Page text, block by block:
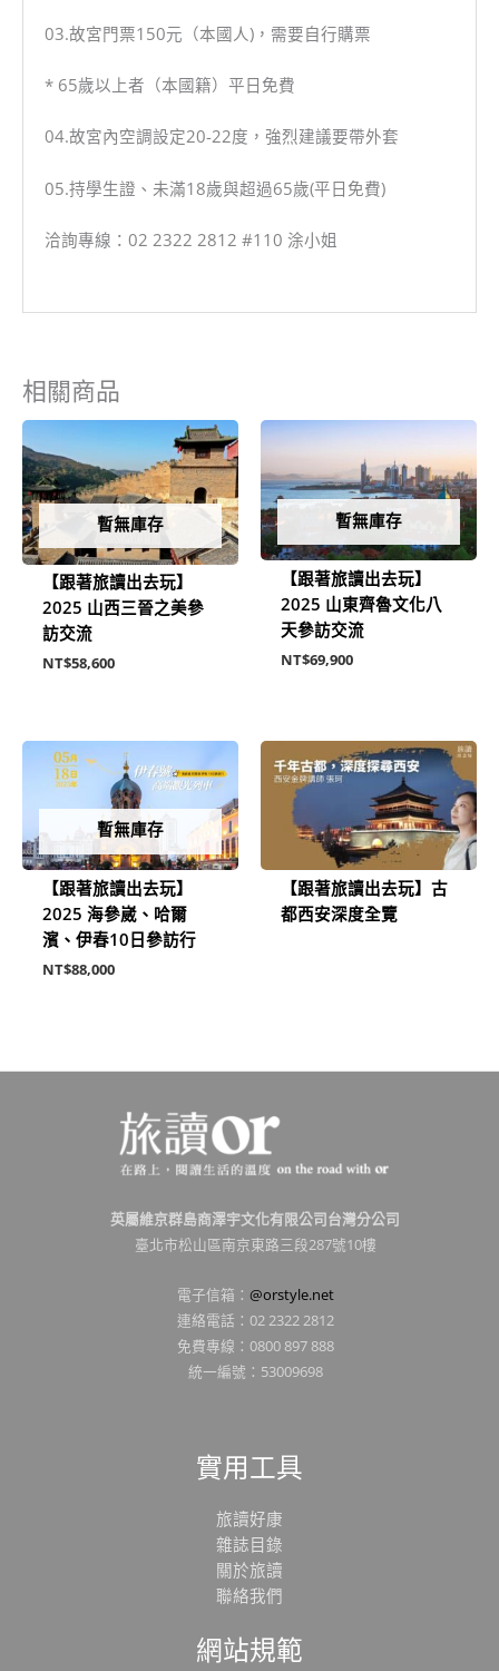
03.故宮門票150元（本國人)，需要自行購票
* 65歲以上者（本國籍）平日免費
04.故宮內空調設定20-22度，強烈建議要帶外套
05.持學生證、未滿18歲與超過65歲(平日免費)
洽詢專線：02 2322 2812 #110 涂小姐
相關商品
暫無庫存
【跟著旅讀出去玩】
2025 山西三晉之美參
訪交流
NT$58,600
暫無庫存
【跟著旅讀出去玩】
2025 山東齊魯文化八
天參訪交流
NT$69,900
暫無庫存
【跟著旅讀出去玩】
2025 海參崴、哈爾
濱、伊春10日參訪行
NT$88,000
【跟著旅讀出去玩】古
都西安深度全覽
英屬維京群島商澤宇文化有限公司台灣分公司
臺北市松山區南京東路三段287號10樓
電子信箱： @orstyle.net
連絡電話：02 2322 2812
免費專線：0800 897 888
統一編號：53009698
實用工具
旅讀好康
雜誌目錄
關於旅讀
聯絡我們
網站規範